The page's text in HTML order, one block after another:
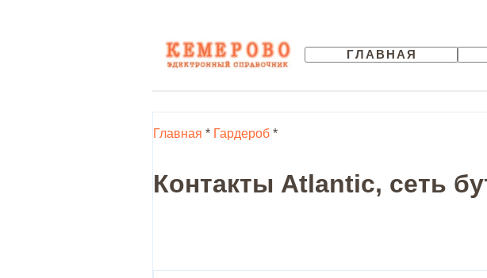
ГЛАВНАЯ
Главная * Гардероб *
Контакты Atlantic, сеть